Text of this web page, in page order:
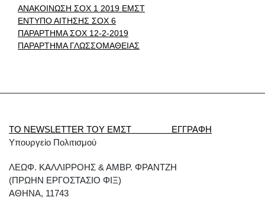
ANAKΟΙΝΩΣΗ ΣΟΧ 1 2019 ΕΜΣΤ
ΕΝΤΥΠΟ ΑΙΤΗΣΗΣ ΣΟΧ 6
ΠΑΡΑΡΤΗΜΑ ΣΟΧ 12-2-2019
ΠΑΡΑΡΤΗΜΑ ΓΛΩΣΣΟΜΑΘΕΙΑΣ
ΤΟ NEWSLETTER ΤΟΥ ΕΜΣΤ ΕΓΓΡΑΦΗ
Υπουργείο Πολιτισμού
ΛΕΩΦ. ΚΑΛΛΙΡΡΟΗΣ & ΑΜΒΡ. ΦΡΑΝΤΖΗ
(ΠΡΩΗΝ ΕΡΓΟΣΤΑΣΙΟ ΦΙΞ)
ΑΘΗΝΑ, 11743